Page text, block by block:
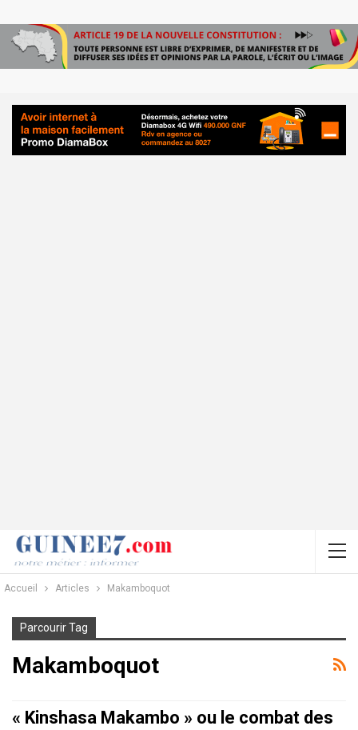
Accueil Articles Makamboquot
Parcourir Tag
Makamboquot
« Kinshasa Makambo » ou le combat des